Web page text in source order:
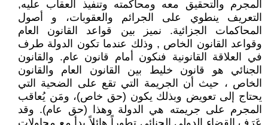
المجرم والتحقيق معه ومحاكمته وتنفيذ العقاب عليه,
التعريف ينطوي على الجرائم والعقوبات، و أصول
المحاكمات الجزائية. نميز بين قواعد القانون العام
وقواعد القانون الخاص , وذلك عندما تكون الدولة طرف
في العلاقة القانونية فنكون أمام قانون عام. والقانون
الجنائي هو قانون خليط بين القانون العام والقانون
الخاص ، حيث أن الجريمة التي تقع على الضحية التي
يحتاج إلى تعويض وبذلك يكون (حق خاص)، ومَن يُعاقب
المجرم على جريمته هي الدولة وهذا (حق عام). وقد